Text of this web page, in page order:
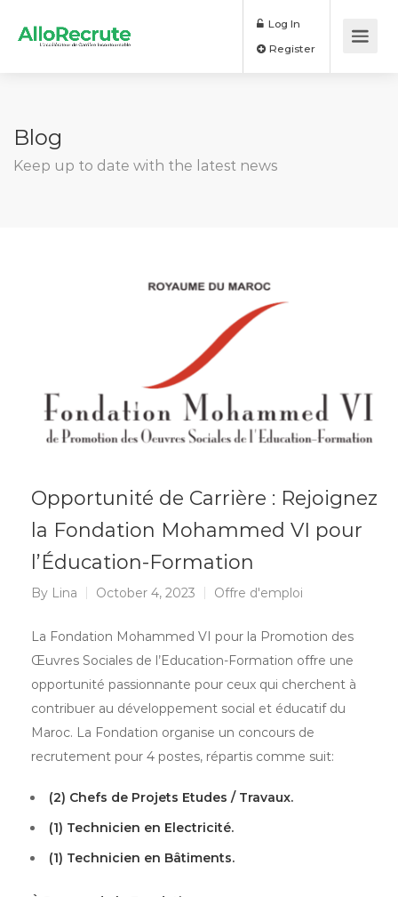
Log In
Blog
Keep up to date with the latest news
Opportunité de Carrière : Rejoignez
la Fondation Mohammed VI pour
l’Éducation-Formation
By Lina October 4, 2023 Offre d'emploi
La Fondation Mohammed VI pour la Promotion des
Œuvres Sociales de l’Education-Formation offre une
opportunité passionnante pour ceux qui cherchent à
contribuer au développement social et éducatif du
Maroc. La Fondation organise un concours de
recrutement pour 4 postes, répartis comme suit:
(2) Chefs de Projets Etudes / Travaux.
(1) Technicien en Electricité.
(1) Technicien en Bâtiments.